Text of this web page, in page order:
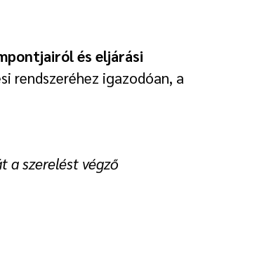
és eljárási
rendszeréhez igazodóan, a
szerelést végző